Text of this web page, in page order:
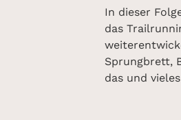
In dieser
das
Sprungbrett,
das und